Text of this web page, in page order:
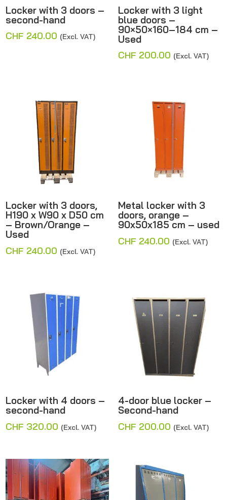
Locker with 3 doors –
second-hand
CHF 240.00 (Excl. VAT)
Locker with 3 light
blue doors –
90×50×160–184 cm –
Used
CHF 200.00 (Excl. VAT)
Locker with 3 doors,
H190 x W90 x D50 cm
– Brown/Orange –
Used
CHF 240.00 (Excl. VAT)
Metal locker with 3
doors, orange –
90x50x185 cm – used
CHF 240.00 (Excl. VAT)
Locker with 4 doors –
second-hand
CHF 320.00 (Excl. VAT)
4-door blue locker –
Second-hand
CHF 200.00 (Excl. VAT)